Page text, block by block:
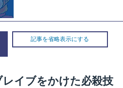
記事を省略表示にする
イブをかけた必殺技